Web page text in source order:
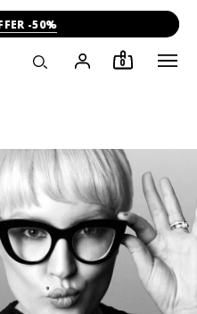
-50%
0